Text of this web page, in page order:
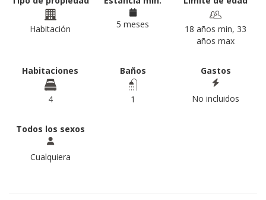
Habitación 5 meses
18 años min, 33
años max
Habitaciones
4
Baños
1
Gastos
No incluidos
Todos los sexos
Cualquiera